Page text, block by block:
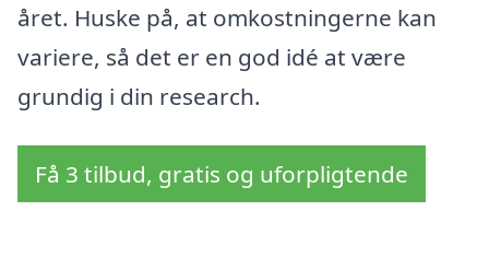
året. Huske på, at omkostningerne kan
variere, så det er en god idé at være
grundig i din research.
Få 3 tilbud, gratis og uforpligtende